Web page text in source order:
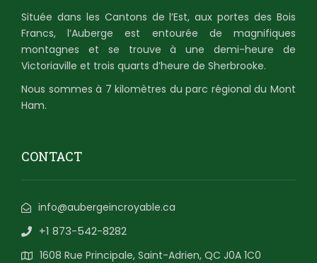
Située dans les Cantons de l’Est, aux portes des Bois
Francs, l’Auberge est entourée de magnifiques
montagnes et se trouve à une demi-heure de
Victoriaville et trois quarts d’heure de Sherbrooke.
Nous sommes à 7 kilomètres du parc régional du Mont
Ham.
CONTACT
info@aubergeincroyable.ca
+1 873-542-8282
1608 Rue Principale, Saint-Adrien, QC J0A 1C0